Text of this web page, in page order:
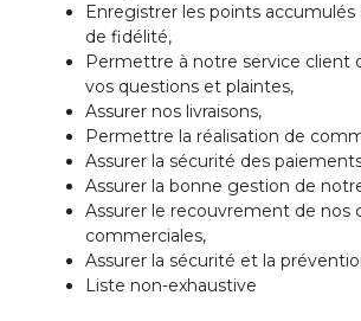
Enregistrer les points
de fidélité,
Permettre à notre service client
vos questions et plaintes,
Assurer nos livraisons,
Permettre la réalisation de
Assurer la sécurité des
Assurer la bonne gestion de
Assurer le recouvrement de nos
commerciales,
Assurer la sécurité et la
Liste non-exhaustive